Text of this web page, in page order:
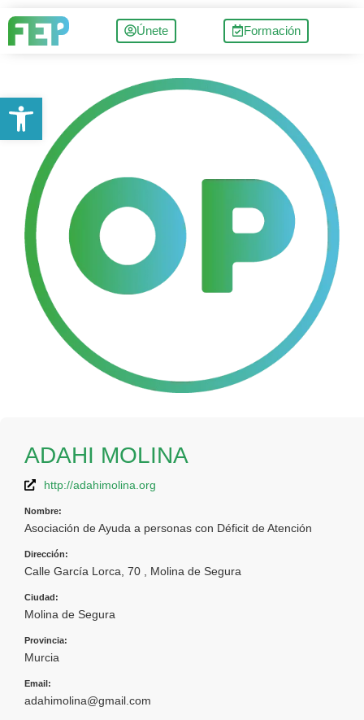
Únete Formación
ADAHI MOLINA
http://adahimolina.org
Nombre:
Asociación de Ayuda a personas con Déficit de Atención
Dirección:
Calle García Lorca, 70 , Molina de Segura
Ciudad:
Molina de Segura
Provincia:
Murcia
Email:
adahimolina@gmail.com
Abrir barra de herramientas